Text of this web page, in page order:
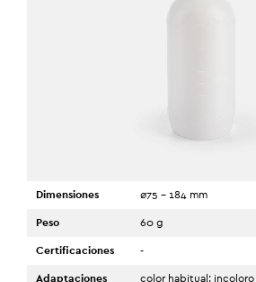
Dimensiones ø75 - 184 mm
Peso 60 g
Certificaciones -
Adaptaciones color habitual: incoloro